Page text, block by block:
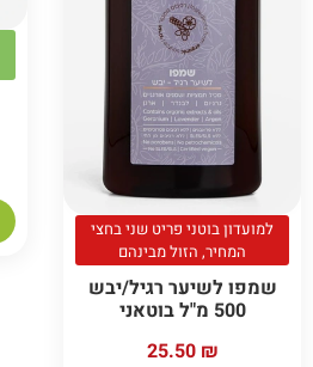
למועדון בוטני פריט שני בחצי
המחיר, הזול מבינהם
שמפו לשיער רגיל/יבש
500 מ"ל בוטאני
25.50 ₪